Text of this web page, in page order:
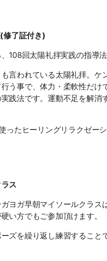
修了証付き)
108回太陽礼拝実践の指導法
言われている太陽礼拝。
う事で、体力・柔軟性だ
践法です。運動不足を解
ったヒーリングリラクゼー
ス
ヨガ早朝マイソールクラ
い方でもご参加頂けます。
ズを繰り返し練習するこ